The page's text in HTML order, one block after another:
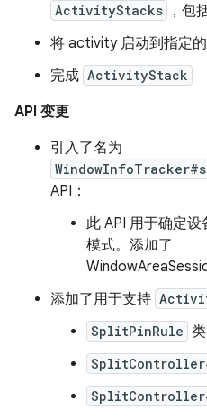
ActivityStacks
，包
将 activity 启动到指定的
完成 ActivityStack
API 变更
引入了名为
API：
此 API 用于确定
模式。添加了
添加了用于支持
SplitPinRule 类